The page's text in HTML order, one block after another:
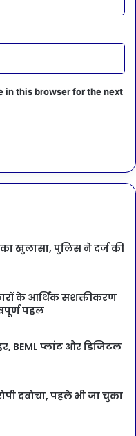
in this browser for the next
खुलासा, पुलिस ने दर्ज की
के आर्थिक सशक्तीकरण
पहल
BEML प्लांट और डिजिटल
दबोचा, पहले भी जा चुका